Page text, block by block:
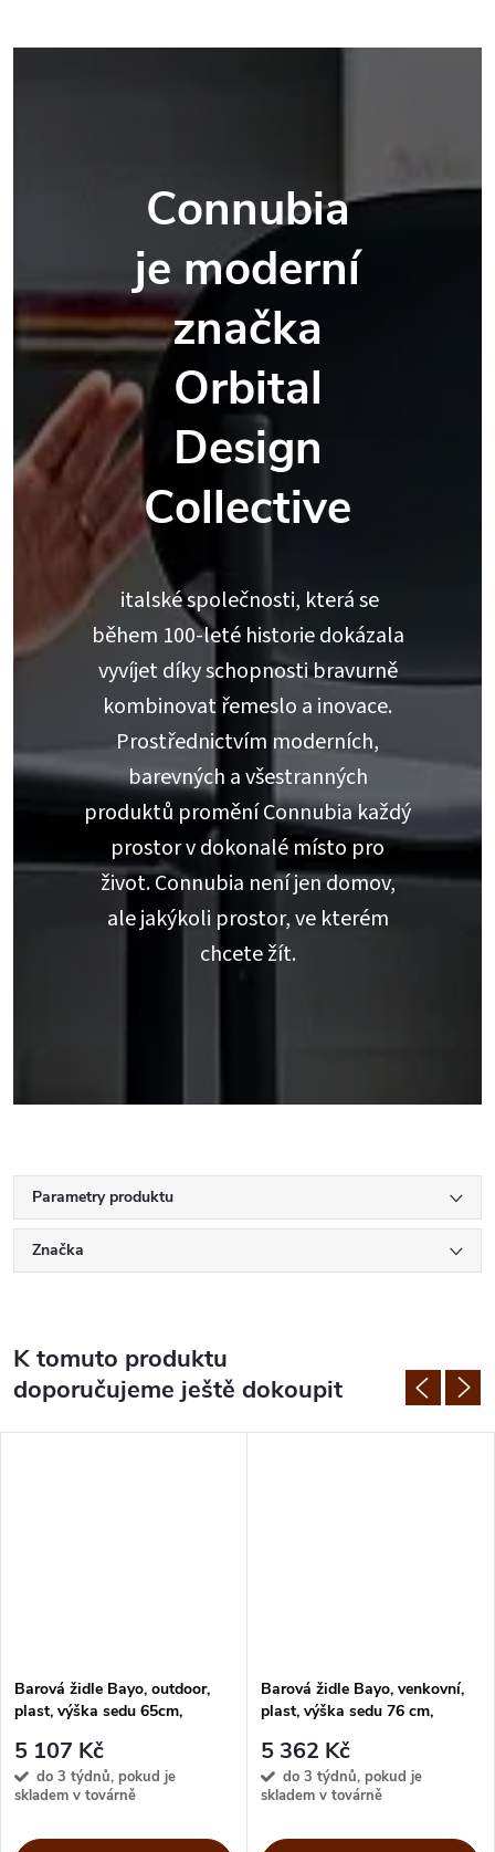
Connubia
je moderní
značka
Orbital
Design
Collective
italské společnosti, která se
během 100-leté historie dokázala
vyvíjet díky schopnosti bravurně
kombinovat řemeslo a inovace.
Prostřednictvím moderních,
barevných a všestranných
produktů promění Connubia každý
prostor v dokonalé místo pro
život. Connubia není jen domov,
ale jakýkoli prostor, ve kterém
chcete žít.
Parametry produktu
Značka
K tomuto produktu
doporučujeme ještě dokoupit
Barová židle Bayo, outdoor,
plast, výška sedu 65cm,
5 107 Kč
do 3 týdnů, pokud je
skladem v továrně
Barová židle Bayo, venkovní,
plast, výška sedu 76 cm,
5 362 Kč
do 3 týdnů, pokud je
skladem v továrně